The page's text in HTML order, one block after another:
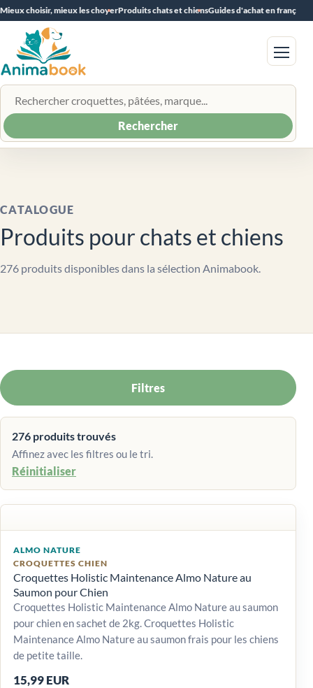
Mieux choisir, mieux les choyerProduits chats et chiensGuides d'achat en français
Rechercher un produit
Rechercher
Menu
CATALOGUE
Produits pour chats et chiens
276 produits disponibles dans la sélection Animabook.
Filtres
276 produits trouvés
Affinez avec les filtres ou le tri.
Réinitialiser
ALMO NATURE
CROQUETTES CHIEN
Croquettes Holistic Maintenance Almo Nature au
Saumon pour Chien
Croquettes Holistic Maintenance Almo Nature au saumon
pour chien en sachet de 2kg. Croquettes Holistic
Maintenance Almo Nature au saumon frais pour les chiens
de petite taille.
15,99 EUR